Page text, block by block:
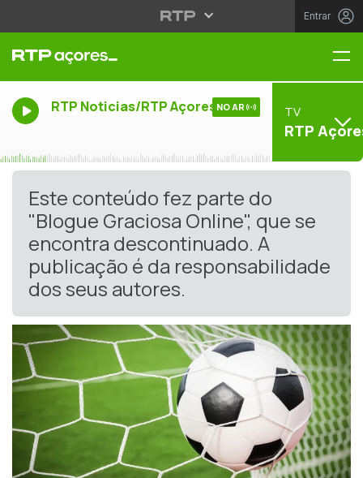
Entrar
RTP Noticias/RTP Açores NO AR TV
RTP
Este conteúdo fez parte do
"Blogue Graciosa Online", que se
encontra descontinuado. A
publicação é da responsabilidade
dos seus autores.